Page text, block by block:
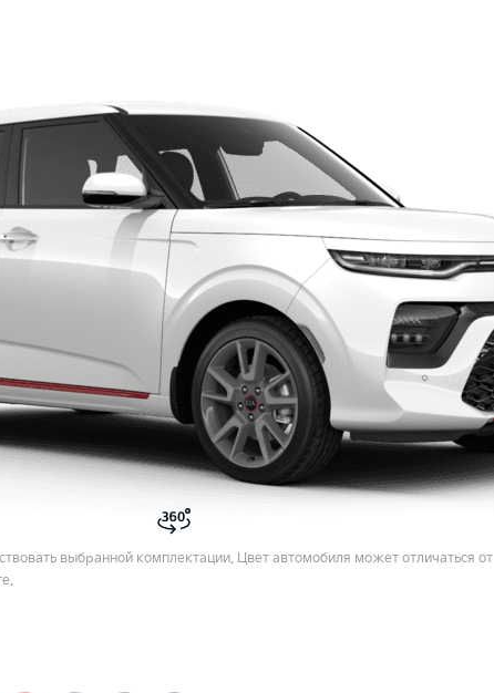
выбранной комплектации. Цвет автомобиля может отличаться от